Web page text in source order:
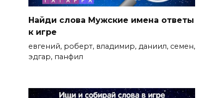
Найди слова Мужские имена ответы
к игре
евгений, роберт, владимир, даниил, семен,
эдгар, панфил